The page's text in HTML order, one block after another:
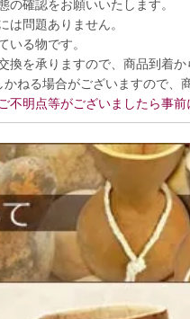
の確認をお願いいたします。
は問題ありません。
いる物です。
換を承りますので、商品到着
ねる場合がございますので、
明点等がございましたら事前